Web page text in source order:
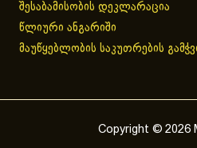
შესაბამისობის დეკლარაცია
წლიური ანგარიში
მაუწყებლობის საკუთრების
Copyright © 2026